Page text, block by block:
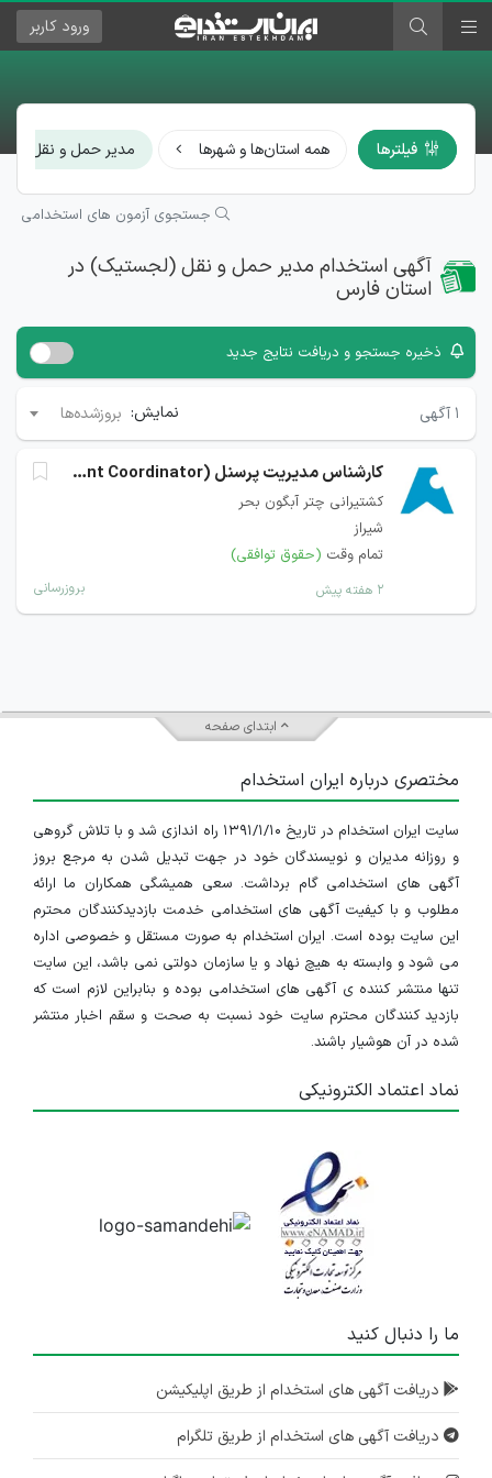
ورود کاربر
فیلترها همه استان‌ها و شهرها مدیر حمل و نقل
جستجوی آزمون های استخدامی
آگهی استخدام مدیر حمل و نقل (لجستیک) در
استان فارس
ذخیره جستجو و دریافت نتایج جدید
۱ آگهی نمایش: بروزشده‌ها
کارشناس مدیریت پرسنل (Crew Management Coordinator)
کشتیرانی چتر آبگون بحر
شیراز
تمام وقت (حقوق توافقی)
۲ هفته پیش بروزرسانی
ابتدای صفحه
مختصری درباره ایران استخدام
سایت ایران استخدام در تاریخ ۱۳۹۱/۱/۱۰ راه اندازی شد و با تلاش گروهی
و روزانه مدیران و نویسندگان خود در جهت تبدیل شدن به مرجع بروز
آگهی های استخدامی گام برداشت. سعی همیشگی همکاران ما ارائه
مطلوب و با کیفیت آگهی های استخدامی خدمت بازدیدکنندگان محترم
این سایت بوده است. ایران استخدام به صورت مستقل و خصوصی اداره
می شود و وابسته به هیچ نهاد و یا سازمان دولتی نمی باشد، این سایت
تنها منتشر کننده ی آگهی های استخدامی بوده و بنابراین لازم است که
بازدید کنندگان محترم سایت خود نسبت به صحت و سقم اخبار منتشر
شده در آن هوشیار باشند.
نماد اعتماد الکترونیکی
ما را دنبال کنید
دریافت آگهی های استخدام از طریق اپلیکیشن
دریافت آگهی های استخدام از طریق تلگرام